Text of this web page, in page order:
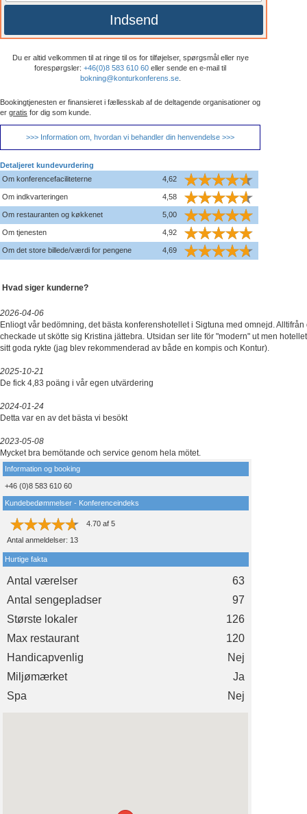
Indsend
Du er altid velkommen til at ringe til os for tilføjelser, spørgsmål eller nye
forespørgsler: +46(0)8 583 610 60 eller sende en e-mail til
bokning@konturkonferens.se.
Bookingtjenesten er finansieret i fællesskab af de deltagende organisationer og
er gratis for dig som kunde.
>>> Information om, hvordan vi behandler din henvendelse >>>
Detaljeret kundevurdering
Om konferencefaciliteterne
4,62
Om indkvarteringen 4,58
Om restauranten og køkkenet 5,00
Om tjenesten 4,92
Om det store billede/værdi for pengene 4,69
Hvad siger kunderne?
2026-04-06
Enliogt vår bedömning, det bästa konferenshotellet i Sigtuna med omnejd. Alltifrån
checkade ut skötte sig Kristina jättebra. Utsidan ser lite för "modern" ut men
sitt goda rykte (jag blev rekommenderad av både en kompis och Kontur).
2025-10-21
De fick 4,83 poäng i vår egen utvärdering
2024-01-24
Detta var en av det bästa vi besökt
2023-05-08
Mycket bra bemötande och service genom hela mötet.
Information og booking
+46 (0)8 583 610 60
Kundebedømmelser - Konferenceindeks
4.70 af 5
Antal anmeldelser: 13
Hurtige fakta
Antal værelser
63
Antal sengepladser
97
Største lokaler
126
Max restaurant
120
Handicapvenlig
Nej
Miljømærket
Ja
Spa
Nej